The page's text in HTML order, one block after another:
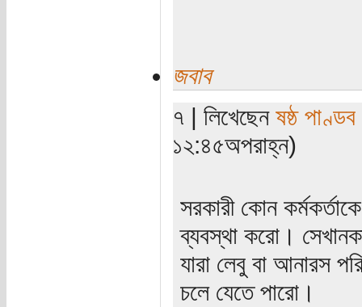
জবাব
৭ | লিখেছেনষষ্ঠ পাণ্ডব
১২:৪৫অপরাহ্ন)
সরকারী কোন
ব্যবস্থা করো।
যারা লেবু বা আনারস
চলে যেতে পারো।